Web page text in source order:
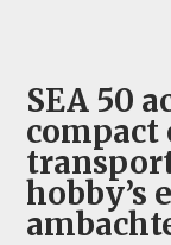
SEA 50
hobby’s